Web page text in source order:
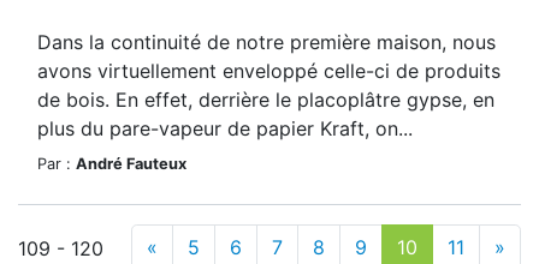
Dans la continuité de notre première maison, nous
avons virtuellement enveloppé celle-ci de produits
de bois. En effet, derrière le placoplâtre gypse, en
plus du pare-vapeur de papier Kraft, on...
Par : André Fauteux
109 - 120
« 5 6 7 8 9 10 11 »